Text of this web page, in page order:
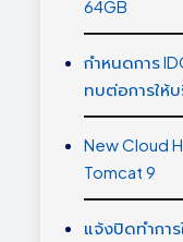
64GB
กำหนดการ
ทบต่อการให้
New Cloud
Tomcat 9
แจ้งปิดทำกา